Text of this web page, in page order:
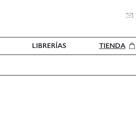
LIBRERÍAS TIENDA